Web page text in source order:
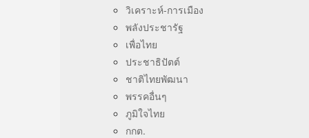
วิเคราะห์-การเมือง
พลังประชารัฐ
เพื่อไทย
ประชาธิปัตต์
ชาติไทยพัฒนา
พรรคอื่นๆ
ภูมิใจไทย
กกต.